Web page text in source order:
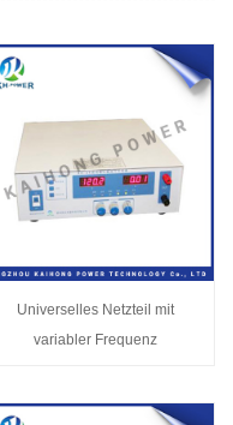
Universelles Netzteil mit
variabler Frequenz